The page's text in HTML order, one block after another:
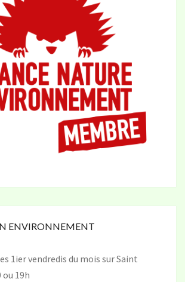
ENVIRONNEMENT
1ier vendredis du mois sur Saint
ou 19h